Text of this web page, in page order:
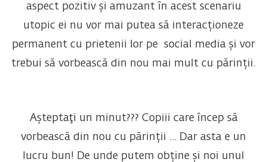
aspect pozitiv și amuzant în acest scenariu
utopic ei nu vor mai putea să interacționeze
permanent cu prietenii lor pe social media și vor
trebui să vorbească din nou mai mult cu părinții.
Așteptaţi un minut??? Copiii care încep să
vorbească din nou cu părinții ... Dar asta e un
lucru bun! De unde putem obține și noi unul